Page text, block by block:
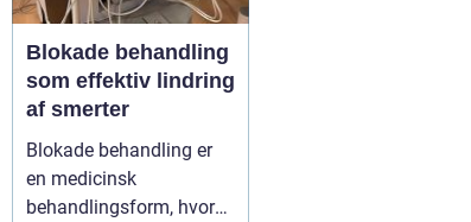
Blokade behandling
som effektiv lindring
af smerter
Blokade behandling er
en medicinsk
behandlingsform, hvor